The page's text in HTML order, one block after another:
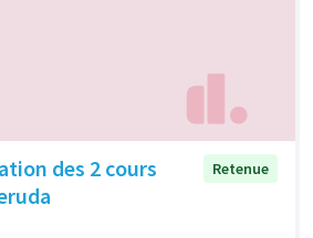
des 2 cours
Retenue